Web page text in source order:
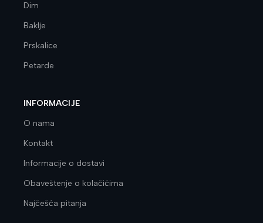
Dim
Baklje
Prskalice
Petarde
INFORMACIJE
O nama
Kontakt
Informacije o dostavi
Obaveštenje o kolačićima
Najčešća pitanja